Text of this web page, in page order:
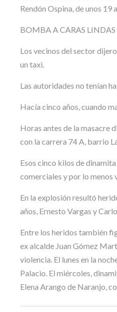
Rendón Ospina, de unos 19
BOMBA A CARAS LINDAS
Los vecinos del sector
un taxi.
Las autoridades no tenían
Hacía cinco años, cuando
Horas antes de la masacre
con la carrera 74 A, barrio
Esos cinco kilos de
comerciales y por lo menos
En la explosión resultó
años, Ernesto Vargas y
Entre los heridos también
ex alcalde Juan Gómez
violencia. El lunes en la
Palacio. El miércoles,
Elena Arango de Naranjo,